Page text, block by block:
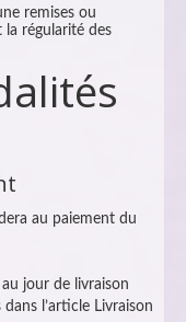
remises ou
régularité des
au paiement du
jour de livraison
l’article Livraison